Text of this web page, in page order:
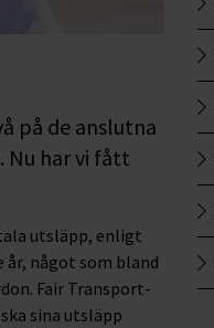
på de anslutna
Nu har vi fått
utsläpp, enligt
år, något som bland
Fair Transport-
sina utsläpp